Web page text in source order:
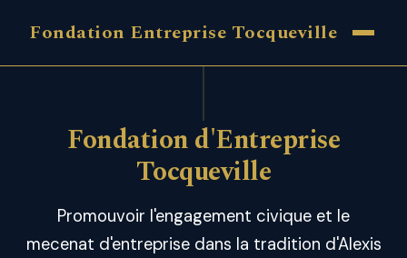
Fondation Entreprise Tocqueville
Fondation d'Entreprise
Tocqueville
Promouvoir l'engagement civique et le
mecenat d'entreprise dans la tradition d'Alexis